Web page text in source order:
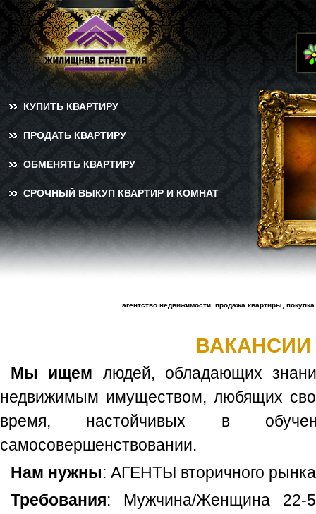
КУПИТЬ КВАРТИРУ
ПРОДАТЬ КВАРТИРУ
ОБМЕНЯТЬ КВАРТИРУ
СРОЧНЫЙ ВЫКУП КВАРТИР И КОМНАТ
агентство недвижимости, продажа квартиры,
ВАКАНСИИ
Мы ищем людей, обладающих
недвижимым имуществом, любящих
время, настойчивых в
самосовершенствовании.
Нам нужны: АГЕНТЫ вторичного
Требования: Мужчина/Женщина 22-